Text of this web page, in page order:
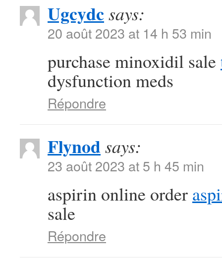
Ugcydcsays:
20 août 2023 at 14 h 53 min
purchase minoxidil sale
dysfunction meds
Répondre
Flynodsays:
23 août 2023 at 5 h 45 min
aspirin online order
sale
Répondre